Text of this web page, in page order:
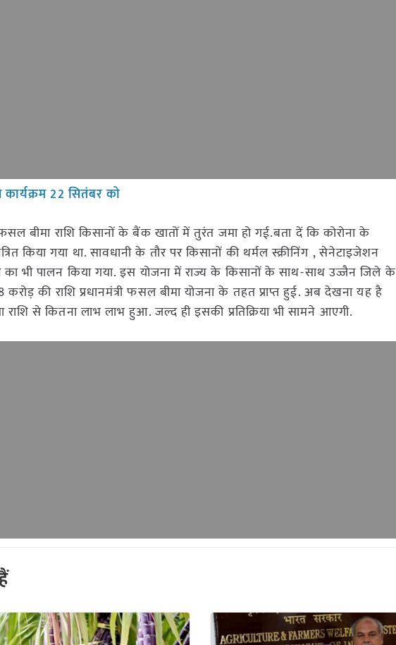
22 सितंबर को
बीमा राशि किसानों के बैंक खातों में तुरंत जमा हो गई.बता दें कि कोरोना के
किया गया था. सावधानी के तौर पर किसानों की थर्मल स्क्रीनिंग , सेनेटाइजेशन
का भी पालन किया गया. इस योजना में राज्य के किसानों के साथ-साथ उज्जैन जिले के
की राशि प्रधानमंत्री फसल बीमा योजना के तहत प्राप्त हुई. अब देखना यह है
से कितना लाभ लाभ हुआ. जल्द ही इसकी प्रतिक्रिया भी सामने आएगी.